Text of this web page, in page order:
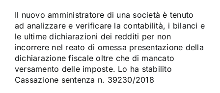
Il nuovo amministratore di una società è tenuto
ad analizzare e verificare la contabilità, i bilanci e
le ultime dichiarazioni dei redditi per non
incorrere nel reato di omessa presentazione della
dichiarazione fiscale oltre che di mancato
versamento delle imposte. Lo ha stabilito
Cassazione sentenza n. 39230/2018